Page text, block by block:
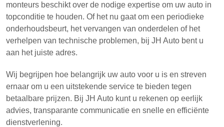
monteurs beschikt over de nodige expertise om uw auto in
topconditie te houden. Of het nu gaat om een periodieke
onderhoudsbeurt, het vervangen van onderdelen of het
verhelpen van technische problemen, bij JH Auto bent u
aan het juiste adres.
Wij begrijpen hoe belangrijk uw auto voor u is en streven
ernaar om u een uitstekende service te bieden tegen
betaalbare prijzen. Bij JH Auto kunt u rekenen op eerlijk
advies, transparante communicatie en snelle en efficiënte
dienstverlening.